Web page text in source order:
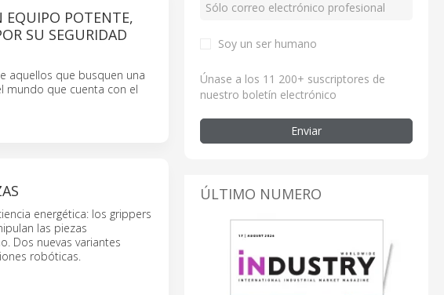
EQUIPO POTENTE,
SU SEGURIDAD
aquellos que busquen una
mundo que cuenta con el
energética: los grippers
las piezas
Dos nuevas variantes
robóticas.
Soy un ser humano
Únase a los 11 200+ suscriptores de
nuestro boletín electrónico
Enviar
ÚLTIMO NUMERO